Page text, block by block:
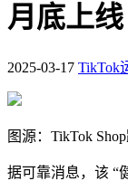
月底上线
2025-03-17 TikTok
图源：TikTok
据可靠消息，该 “